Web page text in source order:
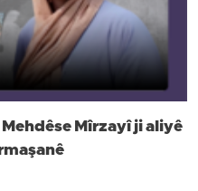
Mîrzayî ji aliyê